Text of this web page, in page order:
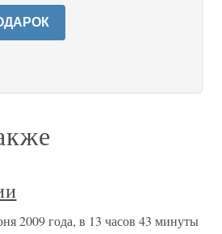
2009 года, в 13 часов 43 минуты